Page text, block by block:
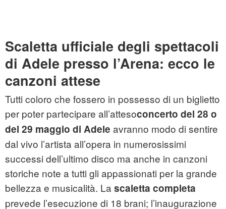
Scaletta ufficiale degli spettacoli
di Adele presso l’Arena: ecco le
canzoni attese
Tutti coloro che fossero in possesso di un biglietto
per poter partecipare all’attesoconcerto del 28 o
del 29 maggio di Adele avranno modo di sentire
dal vivo l’artista all’opera in numerosissimi
successi dell’ultimo disco ma anche in canzoni
storiche note a tutti gli appassionati per la grande
bellezza e musicalità. La scaletta completa
prevede l’esecuzione di 18 brani; l’inaugurazione